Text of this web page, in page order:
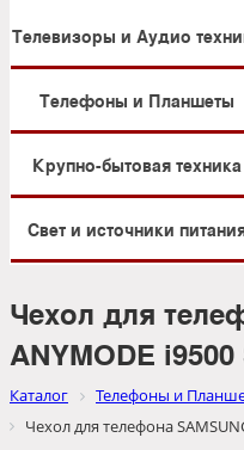
Телевизоры и Аудио
Телефоны и Планшеты
Крупно-бытовая техника
Свет и источники
Чехол для
ANYMODE
Каталог Телефоны и
Чехол для телефона